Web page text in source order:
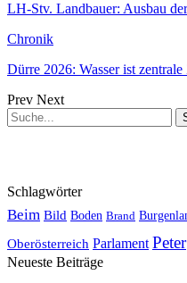
LH-Stv. Landbauer: Ausbau
Chronik
Dürre 2026: Wasser ist
Prev Next
Schlagwörter
Beim Bild Boden Brand
Oberösterreich Parlament Peter
Neueste Beiträge